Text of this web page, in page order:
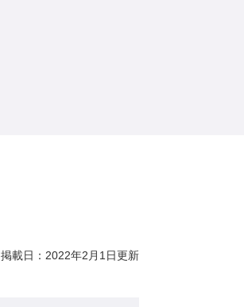
掲載日：2022年2月1日更新